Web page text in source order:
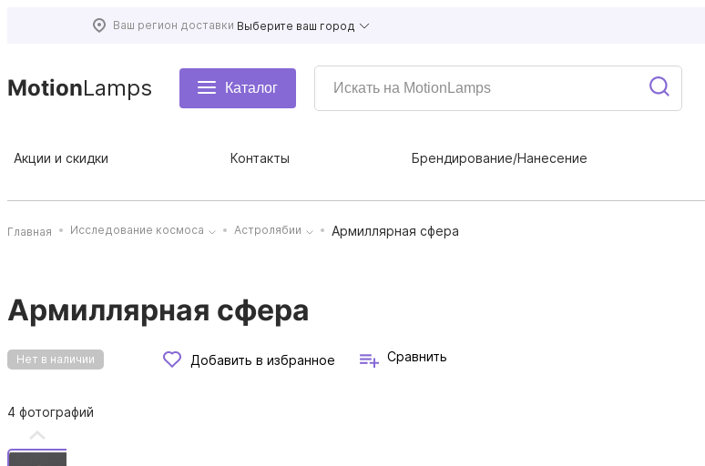
Ваш регион доставки Выберите ваш город
MotionLamps Каталог
Акции и скидки Контакты Брендирование/Нанесение
Главная Исследование космоса Астролябии Армиллярная сфера
Армиллярная сфера
Нет в наличии Добавить в избранное Сравнить
4 фотографий